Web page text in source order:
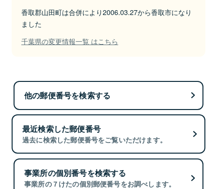
香取郡山田町は合併により2006.03.27から香取市になり
ました
千葉県の変更情報一覧 はこちら
他の郵便番号を検索する
最近検索した郵便番号
過去に検索した郵便番号をご覧いただけます。
事業所の個別番号を検索する
事業所の７けたの個別郵便番号をお調べします。